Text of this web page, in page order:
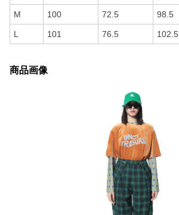
M 100 72.5 98.5
L 101 76.5 102.5
商品画像